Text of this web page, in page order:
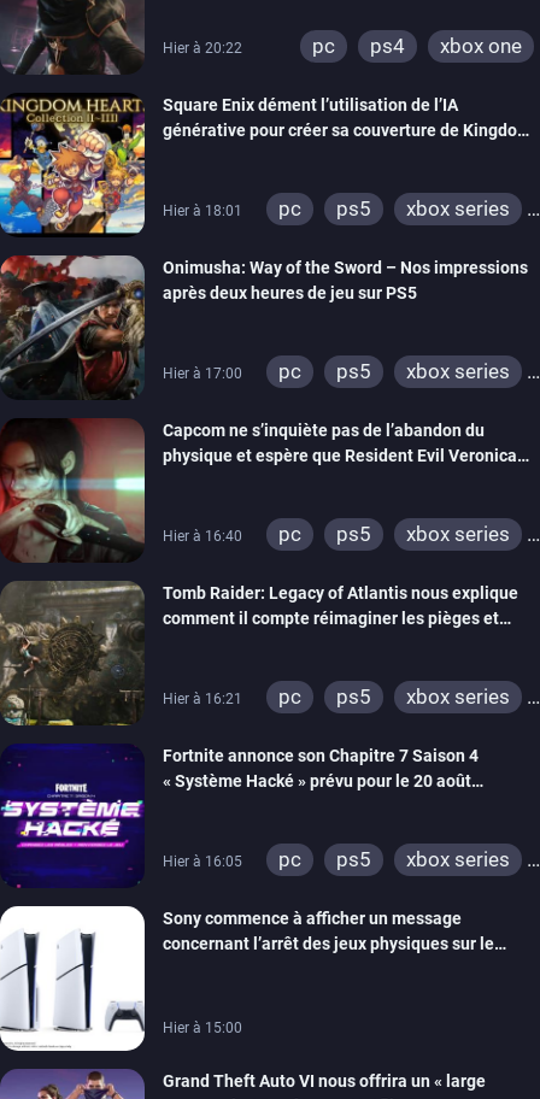
Hier à 20:22 pc ps4 xbox one
Square Enix dément l’utilisation de l’IA
générative pour créer sa couverture de Kingdom
Hier à 18:01 pc ps5
xbox series
Onimusha: Way of the Sword – Nos impressions
après deux heures de jeu sur PS5
Hier à 17:00 pc ps5
xbox series
Capcom ne s’inquiète pas de l’abandon du
physique et espère que Resident Evil Veronica
Hier à 16:40 pc ps5
xbox series
Tomb Raider: Legacy of Atlantis nous explique
comment il compte réimaginer les pièges et
Hier à 16:21 pc ps5
xbox series
Fortnite annonce son Chapitre 7 Saison 4
« Système Hacké » prévu pour le 20 août
Hier à 16:05 pc ps5
xbox series
ps4
xbox one
switch 2
Sony commence à afficher un message
concernant l’arrêt des jeux physiques sur le
Hier à 15:00
Grand Theft Auto VI nous offrira un « large